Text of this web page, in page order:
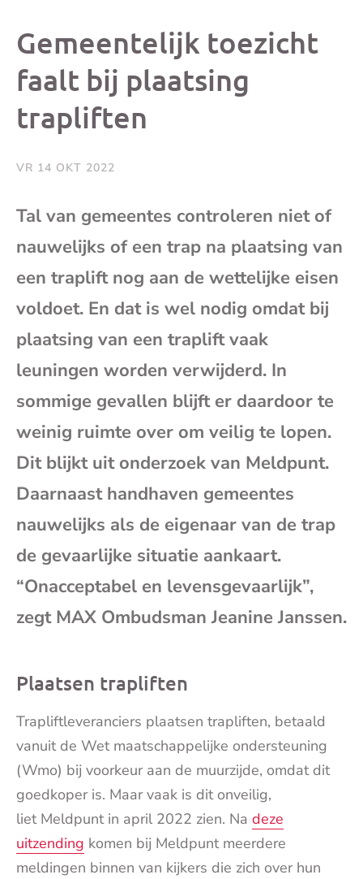
Gemeentelijk toezicht
faalt bij plaatsing
trapliften
VR 14 OKT 2022
Tal van gemeentes controleren niet of
nauwelijks of een trap na plaatsing van
een traplift nog aan de wettelijke eisen
voldoet. En dat is wel nodig omdat bij
plaatsing van een traplift vaak
leuningen worden verwijderd. In
sommige gevallen blijft er daardoor te
weinig ruimte over om veilig te lopen.
Dit blijkt uit onderzoek van Meldpunt.
Daarnaast handhaven gemeentes
nauwelijks als de eigenaar van de trap
de gevaarlijke situatie aankaart.
“Onacceptabel en levensgevaarlijk”,
zegt MAX Ombudsman Jeanine Janssen.
Plaatsen trapliften
Trapliftleveranciers plaatsen trapliften, betaald
vanuit de Wet maatschappelijke ondersteuning
(Wmo) bij voorkeur aan de muurzijde, omdat dit
goedkoper is. Maar vaak is dit onveilig,
liet Meldpunt in april 2022 zien. Na deze
uitzending komen bij Meldpunt meerdere
meldingen binnen van kijkers die zich over hun